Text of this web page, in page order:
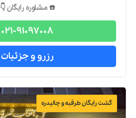
☎️ مشاوره رایگان 👇
021-91097008
رزرو و جزئیات
گشت رایگان طرقبه و چالیدره